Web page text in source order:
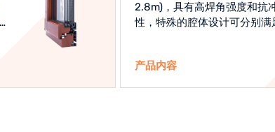
2.8m)，具有高焊角强度和抗
性，特殊的腔体设计可分别满
产品内容